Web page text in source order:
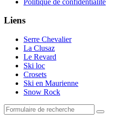
Liens
Serre Chevalier
La Clusaz
Le Revard
Ski loc
Crosets
Ski en Maurienne
Snow Rock
Search